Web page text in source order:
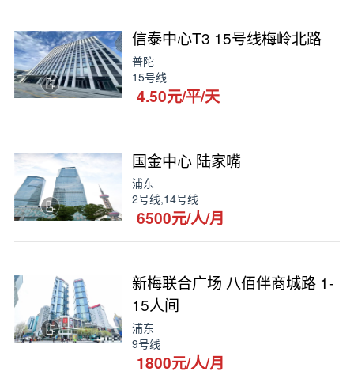
信泰中心T3 15号线梅岭北路
普陀
15号线
4.50元/平/天
国金中心 陆家嘴
浦东
2号线,14号线
6500元/人/月
新梅联合广场 八佰伴商城路 1-
15人间
浦东
9号线
1800元/人/月